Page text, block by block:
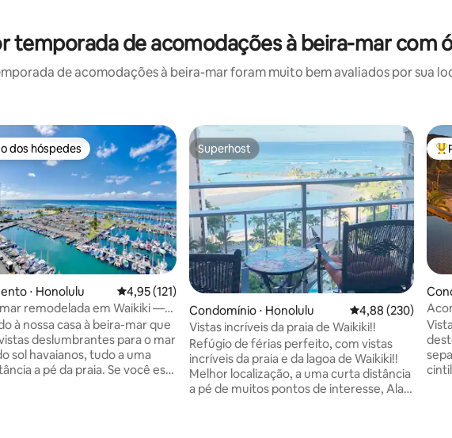
temporada de acomodações à beira-mar com
de acomodações à beira-mar foram muito bem avaliados por sua
de 5, 117 avaliações
dos hóspedes
dos hóspedes
⋅ Honolulu 4,95 de uma avaliação média de 5, 121 avaliações
4,95 (121)
remodelada em Waikiki —
à nossa casa à beira-mar que
deslumbrantes para o mar
sol havaianos, tudo a uma
a pé da praia. Se você está
Superhost
Superhost
Condomínio ⋅ Honolulu 4,88 de uma
4,88 (230)
Vistas incríveis da praia de Waikiki!!
Refúgio de férias perfeito, com vistas
incríveis da praia e da lagoa de Waikiki!!
Melhor localização, a uma curta distância
a pé de muitos pontos de interesse, Ala